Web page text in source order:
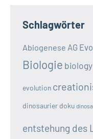
Schlagwörter
Abiogenese AG
Biologie biology
evolution
dinosaurier doku
entstehung des